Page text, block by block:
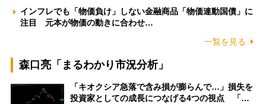
インフレでも「物価負け」しない金融商品「物価連動国債」に
注目 元本が物価の動きに合わせ…
一覧を見る
森口亮「まるわかり市況分析」
「キオクシア急落で含み損が膨らんで…」損失を
投資家としての成長につなげる4つの視点 「…